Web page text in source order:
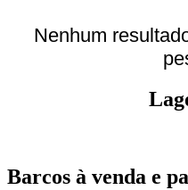
Nenhum
Barcos à venda e